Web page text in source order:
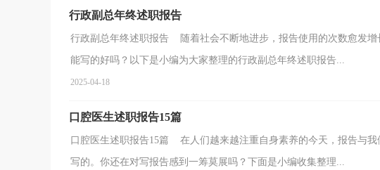
行政副总年终述职报告
行政副总年终述职报告 随着社会不断地进步，报告使用的次数愈发
能写的好吗？以下是小编为大家整理的行政副总年终述职报告...
2025-04-18
口腔医生述职报告15篇
口腔医生述职报告15篇 在人们越来越注重自身素养的今天，报告与
写的。你还在对写报告感到一筹莫展吗？下面是小编收集整理...